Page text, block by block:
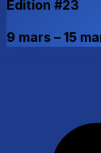
Édition #23
9 mars – 15